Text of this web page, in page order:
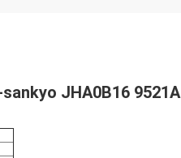
JHA0B16 9521A